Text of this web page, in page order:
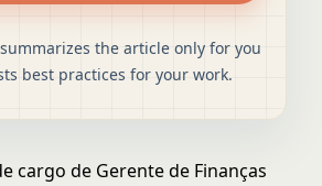
the article only for you
best practices for your work.
cargo de Gerente de Finanças